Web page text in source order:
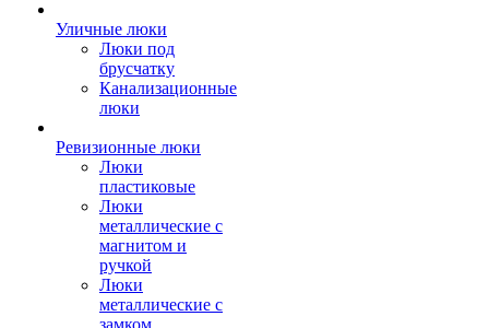
Уличные люки
Люки под
брусчатку
Канализационные
люки
Ревизионные люки
Люки
пластиковые
Люки
металлические с
магнитом и
ручкой
Люки
металлические с
замком